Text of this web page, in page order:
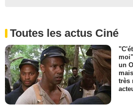
Toutes les actus Ciné
un
très